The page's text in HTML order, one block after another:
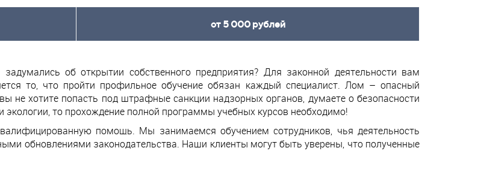
от 5 000 рублей
об открытии собственного предприятия? Для законной деятельности вам
то, что пройти профильное обучение обязан каждый специалист. Лом – опасный
не хотите попасть под штрафные санкции надзорных органов, думаете о безопасности
то прохождение полной программы учебных курсов необходимо!
помощь. Мы занимаемся обучением сотрудников, чья деятельность
обновлениями законодательства. Наши клиенты могут быть уверены, что полученные